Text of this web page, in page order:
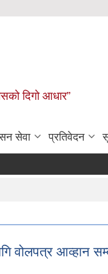
दिगो आधार”
सेवा प्रतिवेदन
वोलपत्र आव्हान